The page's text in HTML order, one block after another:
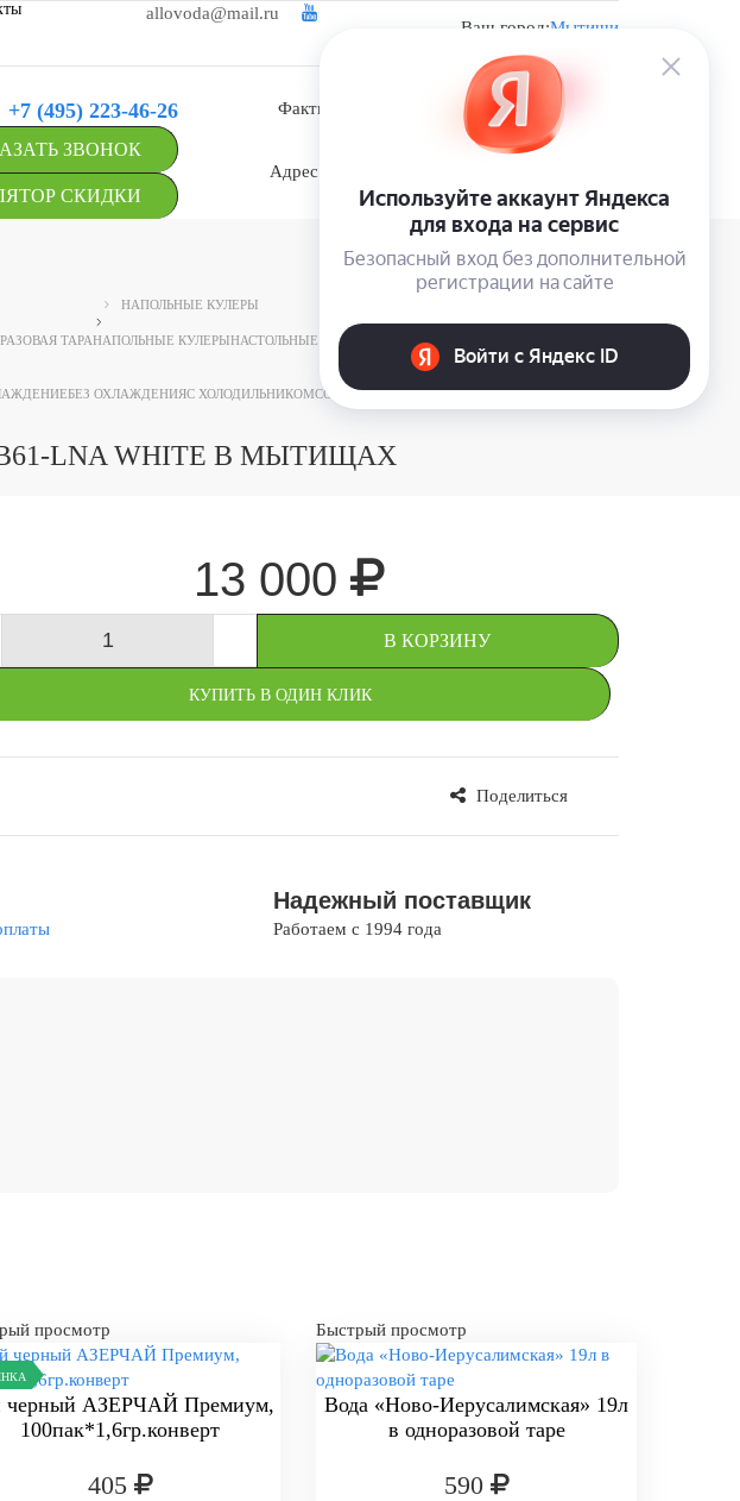
allovoda@mail.ru
Ваш город:Мытищи
+7 (495) 223-46-26
ЗВОНОК
СКИДКИ
Фактический адрес: Московская область, д.
Корсаково, ул. Изумрудная, участок 5
Адрес магазина: г. Истра, п. Пионерский, ул.
Школьная, д. 4
ТАРА
НАПОЛЬНЫЕ КУЛЕРЫ
НАПОЛЬНЫЕ КУЛЕРЫНАСТОЛЬНЫЕ КУЛЕРЫ
БЕЗ ОХЛАЖДЕНИЯС ХОЛОДИЛЬНИКОМСО ШКАФЧИКОМС НИЖНЕЙ ЗАГРУЗКОЙ
LNA WHITE В МЫТИЩАХ
13 000
В КОРЗИНУ
КУПИТЬ В ОДИН КЛИК
Поделиться
Надежный поставщик
Работаем с 1994 года
просмотр
черный АЗЕРЧАЙ Премиум,
100пак*1,6гр.конверт
405
Быстрый просмотр
Вода «Ново-Иерусалимская» 19л
в одноразовой таре
590